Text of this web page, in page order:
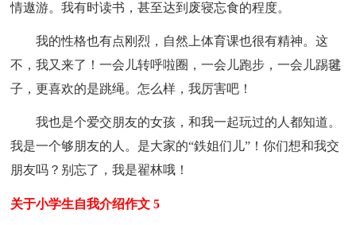
情遨游。我有时读书，甚至达到废寝忘食的程度。
我的性格也有点刚烈，自然上体育课也很有精神。这
不，我又来了！一会儿转呼啦圈，一会儿跑步，一会儿踢毽
子，更喜欢的是跳绳。怎么样，我厉害吧！
我也是个爱交朋友的女孩，和我一起玩过的人都知道。
我是一个够朋友的人。是大家的“鉄姐们儿”！你们想和我交
朋友吗？别忘了，我是翟林哦！
关于小学生自我介绍作文 5